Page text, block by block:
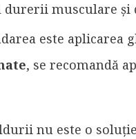
musculare și
este aplicarea
, se recomandă
nu este o